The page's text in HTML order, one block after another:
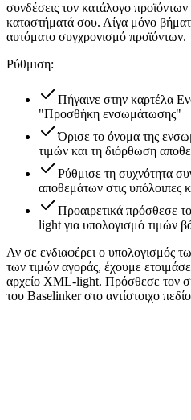
συνδέσεις τον κατάλογο
καταστήματά σου. Λίγα μόνο
αυτόματο συγχρονισμό προϊόντων.
Ρύθμιση:
Πήγαινε στην καρτέλα
"Προσθήκη ενσωμάτωσης"
Όρισε το όνομα της
τιμών και τη διόρθωση
Ρύθμισε τη συχνότητα
αποθεμάτων στις υπόλοιπες
Προαιρετικά πρόσθεσε
light για υπολογισμό τιμών
Αν σε ενδιαφέρει ο υπολογισμός
των τιμών αγοράς, έχουμε
αρχείο XML-light. Πρόσθεσε τον
του Baselinker στο αντίστοιχο